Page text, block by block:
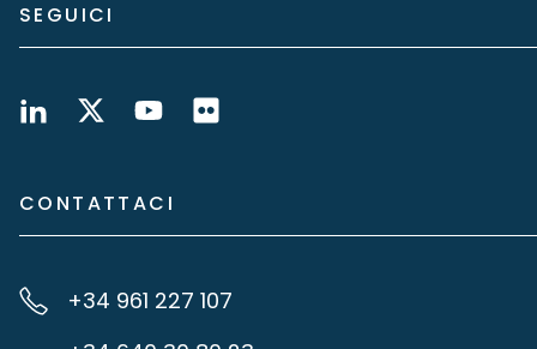
SEGUICI
CONTATTACI
+34 961 227 107